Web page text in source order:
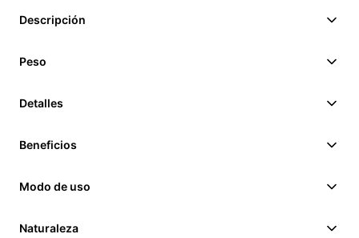
Descripción
Peso
Detalles
Beneficios
Modo de uso
Naturaleza